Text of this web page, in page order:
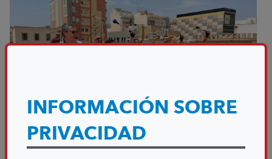
INFORMACIÓN SOBRE
PRIVACIDAD